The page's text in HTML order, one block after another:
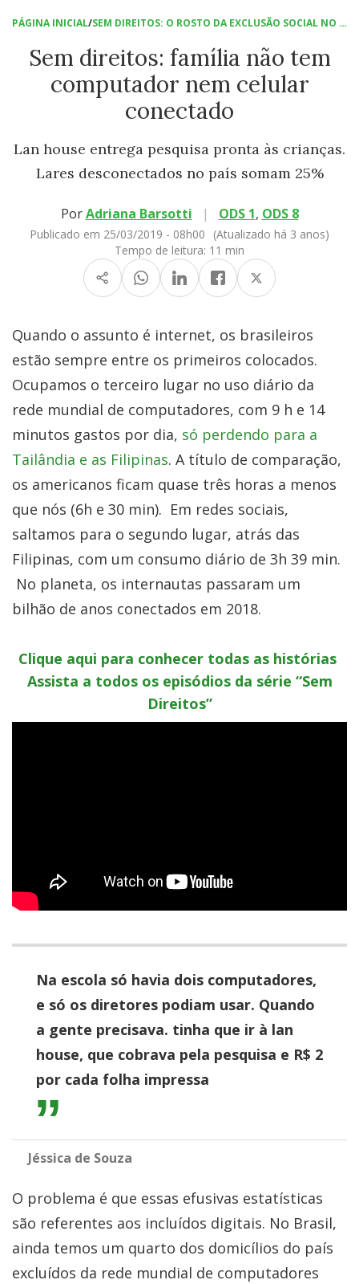
PÁGINA INICIAL/ SEM DIREITOS: O ROSTO DA EXCLUSÃO SOCIAL NO BRASIL
Sem direitos: família não tem
computador nem celular
conectado
Lan house entrega pesquisa pronta às crianças.
Lares desconectados no país somam 25%
PorAdriana Barsotti | ODS 1, ODS 8
Publicado em 25/03/2019 - 08h00
(Atualizado há 3 anos)
Tempo de leitura: 11 min
Quando o assunto é internet, os brasileiros
estão sempre entre os primeiros colocados.
Ocupamos o terceiro lugar no uso diário da
rede mundial de computadores, com 9 h e 14
minutos gastos por dia, só perdendo para a
Tailândia e as Filipinas. A título de comparação,
os americanos ficam quase três horas a menos
que nós (6h e 30 min). Em redes sociais,
saltamos para o segundo lugar, atrás das
Filipinas, com um consumo diário de 3h 39 min.
No planeta, os internautas passaram um
bilhão de anos conectados em 2018.
Clique aqui para conhecer todas as histórias
Assista a todos os episódios da série “Sem
Direitos”
Na escola só havia dois computadores,
e só os diretores podiam usar. Quando
a gente precisava. tinha que ir à lan
house, que cobrava pela pesquisa e R$ 2
por cada folha impressa
Jéssica de Souza
O problema é que essas efusivas estatísticas
são referentes aos incluídos digitais. No Brasil,
ainda temos um quarto dos domicílios do país
excluídos da rede mundial de computadores